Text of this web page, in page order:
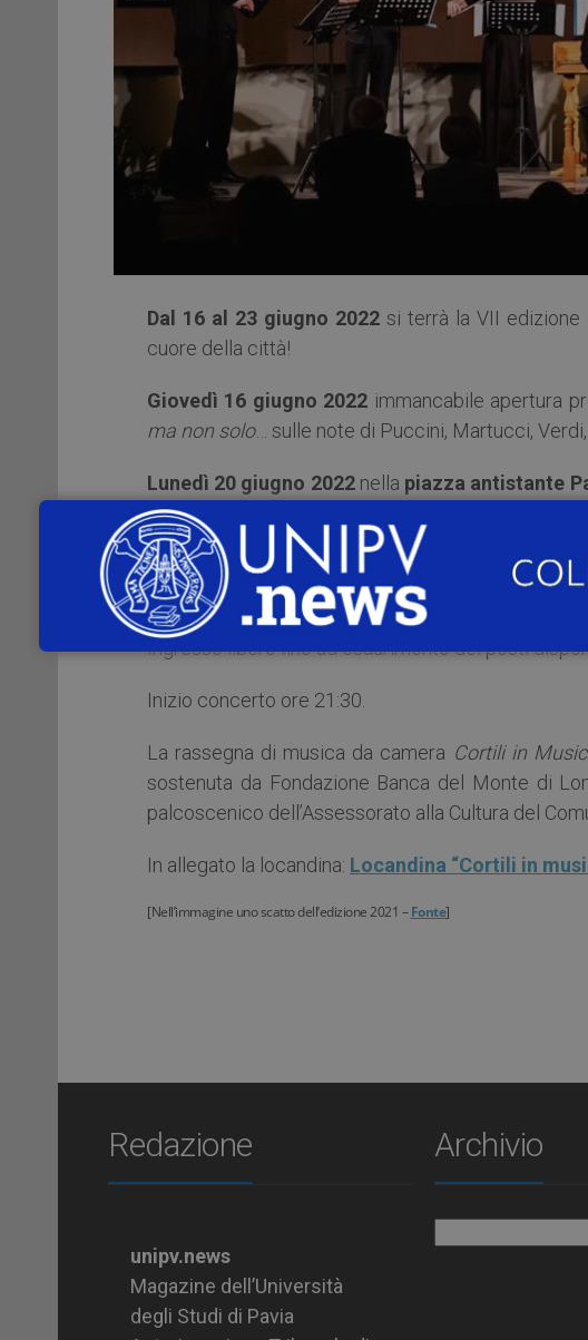
Dal 16 al 23 giugno 2022si terrà la VII edizione
cuore della città!
Giovedì 16 giugno 2022 immancabile apertura
ma non solo… sulle note di Puccini, Martucci,
Lunedì 20 giugno 2022nella piazza antistante
attenderemo il solstizio d’estate con le
Giovedì 23 giugno 2022 musiche di A. Vivaldi e
luce ai recenti restauri della facciata di Palazzo
Ingresso libero fino ad esaurimento dei posti
Inizio concerto ore 21:30.
La rassegna di musica da camera Cortili in
sostenuta da Fondazione Banca del Monte di
palcoscenico dell’Assessorato alla Cultura del
In allegato la locandina: Locandina “Cortili in
[Nell’immagine uno scatto dell’edizione 2021 –Fonte]
Redazione
unipv.news
Magazine dell’Università
degli Studi di Pavia
Archivio